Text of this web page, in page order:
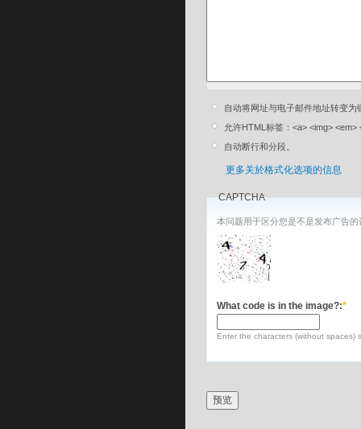
自动将网址与电子邮件地址转变为
允许HTML标签：<a> <img> <em>
自动断行和分段。
更多关於格式化选项的信息
CAPTCHA
本问题用于区分您是不是发布广告
What code is in the image?:*
Enter the characters (without spaces)